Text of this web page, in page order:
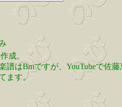
成。
譜はBmですが、YouTubeで佐
ます。